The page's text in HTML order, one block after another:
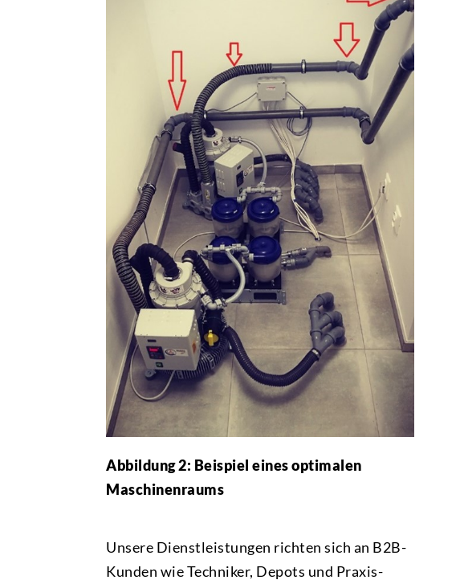
Abbildung 2: Beispiel eines optimalen
Maschinenraums
Unsere Dienstleistungen richten sich an B2B-
Kunden wie Techniker, Depots und Praxis-